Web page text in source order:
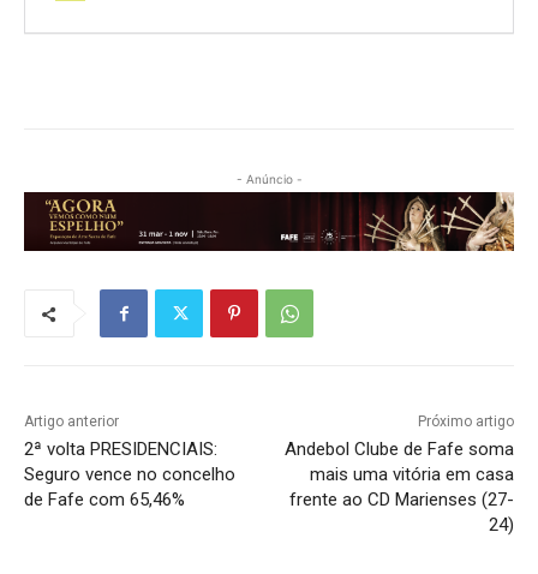
- Anúncio -
Artigo anterior
2ª volta PRESIDENCIAIS:
Seguro vence no concelho
de Fafe com 65,46%
Próximo artigo
Andebol Clube de Fafe soma
mais uma vitória em casa
frente ao CD Marienses (27-
24)